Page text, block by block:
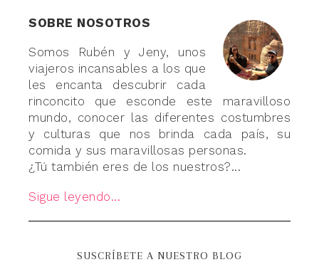
SOBRE NOSOTROS
Somos Rubén y Jeny, unos
viajeros incansables a los que
les encanta descubrir cada
rinconcito que esconde este maravilloso
mundo, conocer las diferentes costumbres
y culturas que nos brinda cada país, su
comida y sus maravillosas personas.
¿Tú también eres de los nuestros?...
Sigue leyendo...
SUSCRÍBETE A NUESTRO BLOG